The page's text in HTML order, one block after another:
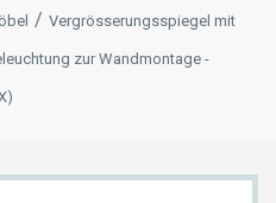
Vergrösserungsspiegel mit
zur Wandmontage -